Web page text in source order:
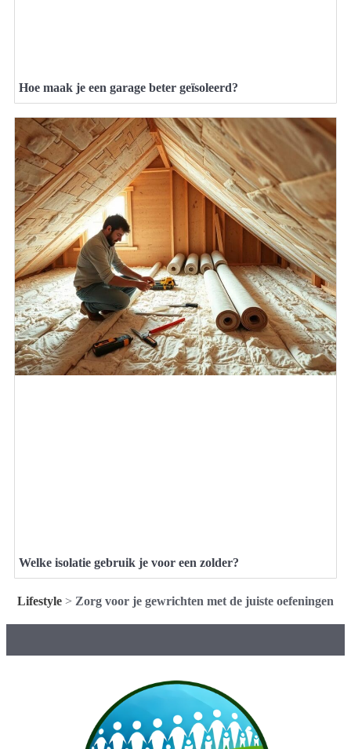
Hoe maak je een garage beter geïsoleerd?
Welke isolatie gebruik je voor een zolder?
Lifestyle > Zorg voor je gewrichten met de juiste oefeningen